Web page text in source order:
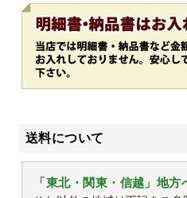
送料について
「東北・関東・信越」地方